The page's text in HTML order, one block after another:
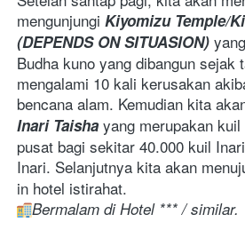
mengunjungi Kiyomizu Temple/
(DEPENDS ON SITUASION)
Budha kuno yang dibangun sejak
mengalami 10 kali kerusakan
bencana alam. Kemudian kita
Inari Taisha yang merupakan
pusat bagi sekitar 40.000 kuil
Inari. Selanjutnya kita akan
in hotel istirahat.
Bermalam di Hotel *** / similar.